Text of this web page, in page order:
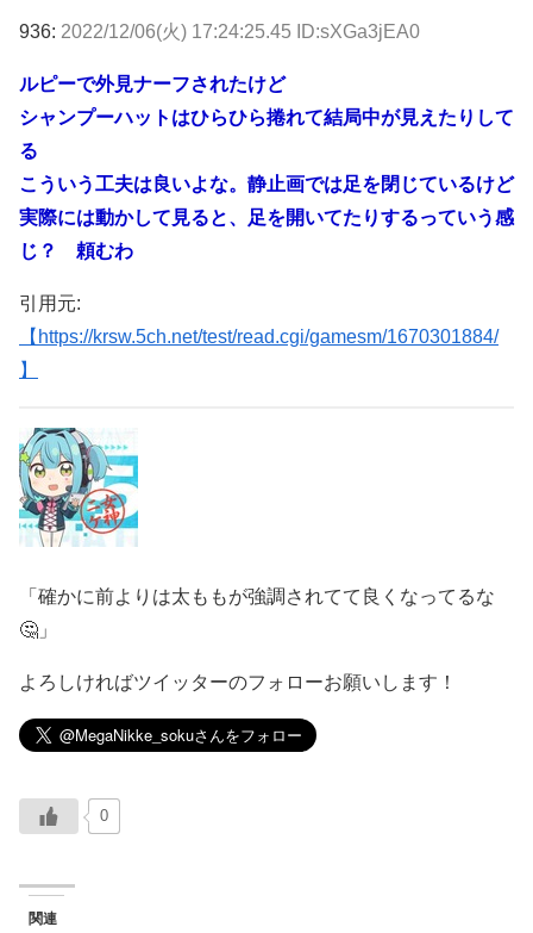
936: 2022/12/06(火) 17:24:25.45 ID:sXGa3jEA0
ルピーで外見ナーフされたけど
シャンプーハットはひらひら捲れて結局中が見えたりして
る
こういう工夫は良いよな。静止画では足を閉じているけど
実際には動かして見ると、足を開いてたりするっていう感
じ？ 頼むわ
引用元:
【https://krsw.5ch.net/test/read.cgi/gamesm/1670301884/
】
「確かに前よりは太ももが強調されてて良くなってるな
🤔」
よろしければツイッターのフォローお願いします！
0
関連